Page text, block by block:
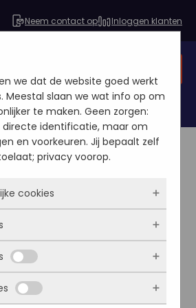
Neem contact op Inloggen klanten
hoe jouw bedrijf er online voor
voor SEO
opleveren? Onze
SEO
mogelijk. In onze speciaal
heb je in één oogopslag
potentiële klanten jouw bedrijf
we dat de website goed werkt
Meestal slaan we wat info op om
te maken. Geen zorgen:
identificatie, maar om
en voorkeuren. Jij bepaalt zelf
privacy voorop.
cookies
ervoor dat de website
Ze zijn dus altijd actief en
uitgezet. Meestal worden
als jij iets doet, zoals
invullen of je
zien we hoe vaak onze site
waar bezoekers vandaan
pagina’s populair zijn. Zo
jouw voorkeuren.